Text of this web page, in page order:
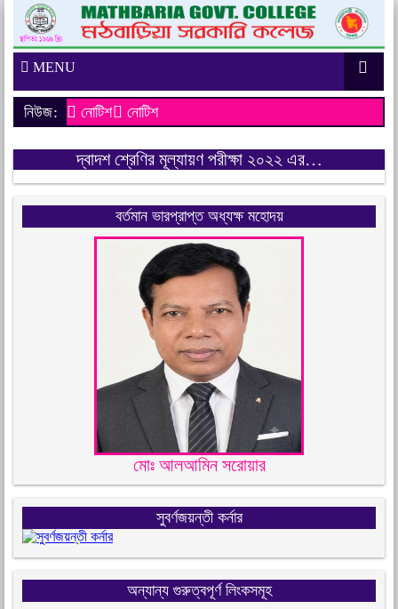
MENU
নিউজ: নোটিশ
নোটিশ
দ্বাদশ শ্রেণির মূল্যায়ণ পরীক্ষা ২০২২ এর…
বর্তমান ভারপ্রাপ্ত অধ্যক্ষ মহোদয়
মোঃ আলআমিন সরোয়ার
সুবর্ণজয়ন্তী কর্নার
অন্যান্য গুরুত্বপূর্ণ লিংকসমূহ